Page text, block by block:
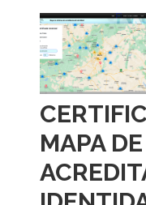
MAPA